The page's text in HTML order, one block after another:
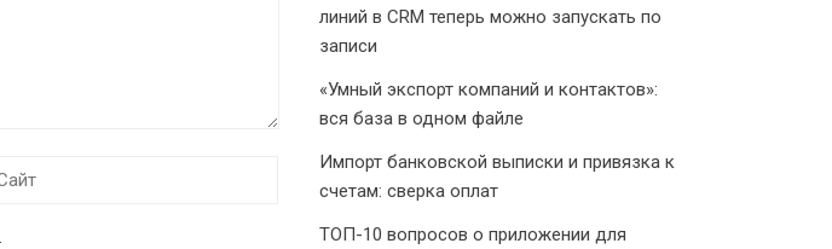
линий в CRM теперь можно запускать по
записи
«Умный экспорт компаний и контактов»:
вся база в одном файле
Импорт банковской выписки и привязка к
счетам: сверка оплат
ТОП-10 вопросов о приложении для